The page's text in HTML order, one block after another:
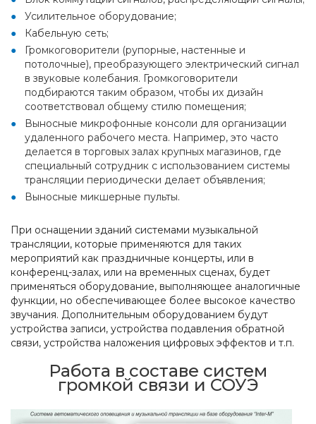
Усилительное оборудование;
Кабельную сеть;
Громкоговорители (рупорные, настенные и
потолочные), преобразующего электрический сигнал
в звуковые колебания. Громкоговорители
подбираются таким образом, чтобы их дизайн
соответствовал общему стилю помещения;
Выносные микрофонные консоли для организации
удаленного рабочего места. Например, это часто
делается в торговых залах крупных магазинов, где
специальный сотрудник с использованием системы
трансляции периодически делает объявления;
Выносные микшерные пульты.
При оснащении зданий системами музыкальной
трансляции, которые применяются для таких
мероприятий как праздничные концерты, или в
конференц-залах, или на временных сценах, будет
применяться оборудование, выполняющее аналогичные
функции, но обеспечивающее более высокое качество
звучания. Дополнительным оборудованием будут
устройства записи, устройства подавления обратной
связи, устройства наложения цифровых эффектов и т.п.
Работа в составе систем
громкой связи и СОУЭ